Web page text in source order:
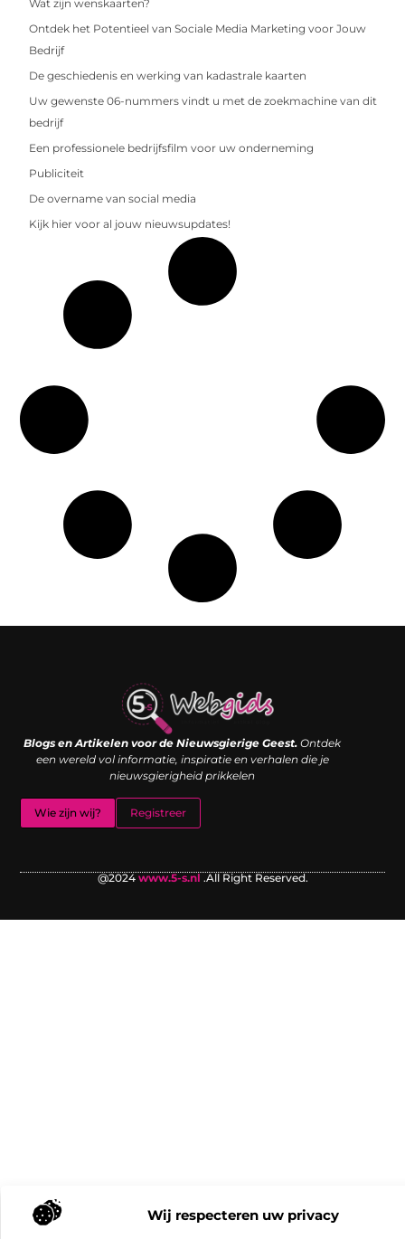
Wij respecteren uw privacy
Wat zijn wenskaarten?
Ontdek het Potentieel van Sociale Media Marketing voor Jouw
Bedrijf
De geschiedenis en werking van kadastrale kaarten
Uw gewenste 06-nummers vindt u met de zoekmachine van dit
bedrijf
Een professionele bedrijfsfilm voor uw onderneming
Publiciteit
De overname van social media
Kijk hier voor al jouw nieuwsupdates!
Blogs en Artikelen voor de Nieuwsgierige Geest. Ontdek
een wereld vol informatie, inspiratie en verhalen die je
nieuwsgierigheid prikkelen
Wie zijn wij? Registreer
@2024 www.5-s.nl .All Right Reserved.